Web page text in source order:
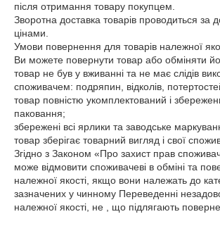
після отримання товару покупцем.
Зворотна доставка товарів проводиться за
цінами.
Умови повернення для товарів належної
Ви можете повернути товар або обміняти
товар не був у вживанні та не має слідів
споживачем: подряпин, відколів,
товар повністю укомплектований і
паковання;
збережені всі ярлики та заводське
товар зберігає товарний вигляд і свої
Згідно з Законом «Про захист прав
може відмовити споживачеві в обміні та
належної якості, якщо вони належать до
зазначених у чинному Переведенні
належної якості, не , що підлягають